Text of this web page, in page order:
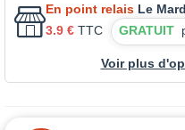
En point relais Le
3.9 € TTC GRATUIT
Voir plus